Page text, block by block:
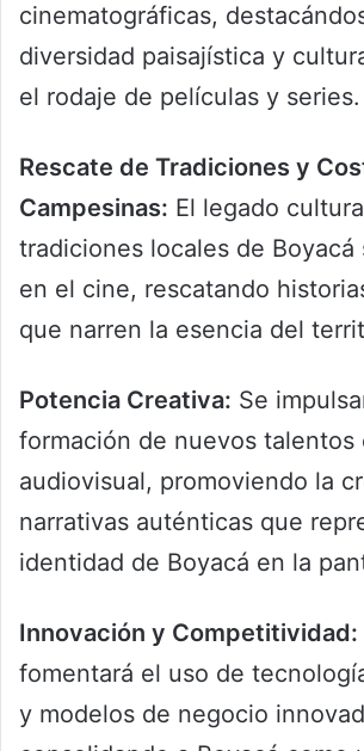
cinematográficas,
diversidad paisajística y
el rodaje de películas y series.
Rescate de Tradiciones y
Campesinas: El legado
tradiciones locales de Boyacá
en el cine, rescatando
que narren la esencia del
Potencia Creativa: Se
formación de nuevos talentos
audiovisual, promoviendo la
narrativas auténticas que
identidad de Boyacá en la
Innovación y Competitividad:
fomentará el uso de
y modelos de negocio